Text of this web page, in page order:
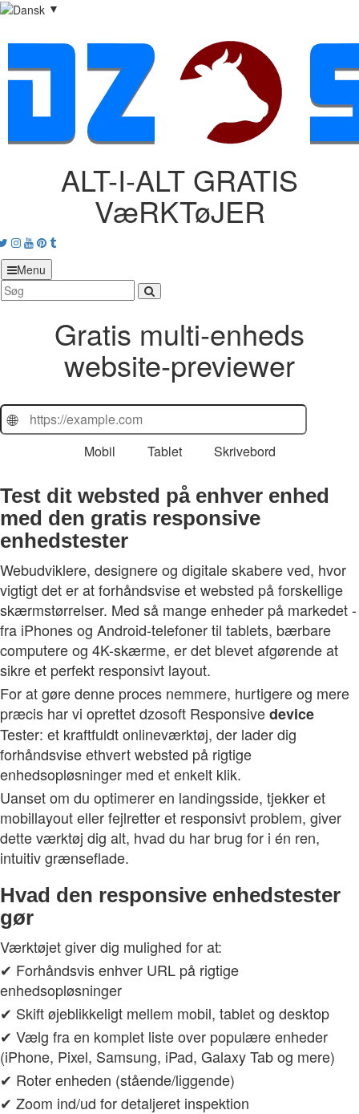
▼
ALT-I-ALT GRATIS
VæRKTøJER
Twitter
Instagram
Youtube
Pinterest
tumblr
Menu
Gratis multi‑enheds
website‑previewer
🌐
Mobil Tablet Skrivebord
Test dit websted på enhver enhed
med den gratis responsive
enhedstester
Webudviklere, designere og digitale skabere ved, hvor
vigtigt det er at forhåndsvise et websted på forskellige
skærmstørrelser. Med så mange enheder på markedet -
fra iPhones og Android-telefoner til tablets, bærbare
computere og 4K-skærme, er det blevet afgørende at
sikre et perfekt responsivt layout.
For at gøre denne proces nemmere, hurtigere og mere
præcis har vi oprettet dzosoft Responsivedevice
Tester: et kraftfuldt onlineværktøj, der lader dig
forhåndsvise ethvert websted på rigtige
enhedsopløsninger med et enkelt klik.
Uanset om du optimerer en landingsside, tjekker et
mobillayout eller fejlretter et responsivt problem, giver
dette værktøj dig alt, hvad du har brug for i én ren,
intuitiv grænseflade.
Hvad den responsive enhedstester
gør
Værktøjet giver dig mulighed for at:
✔ Forhåndsvis enhver URL på rigtige
enhedsopløsninger
✔ Skift øjeblikkeligt mellem mobil, tablet og desktop
✔ Vælg fra en komplet liste over populære enheder
(iPhone, Pixel, Samsung, iPad, Galaxy Tab og mere)
✔ Roter enheden (stående/liggende)
✔ Zoom ind/ud for detaljeret inspektion